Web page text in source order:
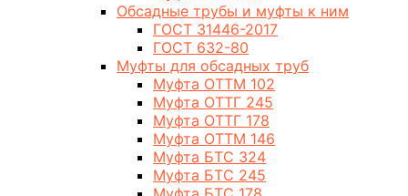
Обсадные трубы и муфты к ним
ГОСТ 31446-2017
ГОСТ 632-80
Муфты для обсадных труб
Муфта ОТТМ 102
Муфта ОТТГ 245
Муфта ОТТГ 178
Муфта ОТТМ 146
Муфта БТС 324
Муфта БТС 245